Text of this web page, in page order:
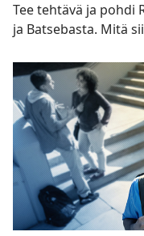
Tee tehtävä ja pohdi
ja Batsebasta. Mitä